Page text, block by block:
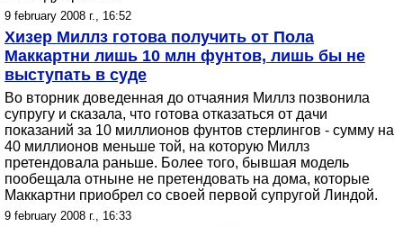
9 february 2008 г., 16:52
Хизер Миллз готова получить от Пола
Маккартни лишь 10 млн фунтов, лишь бы не
выступать в суде
Во вторник доведенная до отчаяния Миллз позвонила
супругу и сказала, что готова отказаться от дачи
показаний за 10 миллионов фунтов стерлингов - сумму на
40 миллионов меньше той, на которую Миллз
претендовала раньше. Более того, бывшая модель
пообещала отныне не претендовать на дома, которые
Маккартни приобрел со своей первой супругой Линдой.
9 february 2008 г., 16:33